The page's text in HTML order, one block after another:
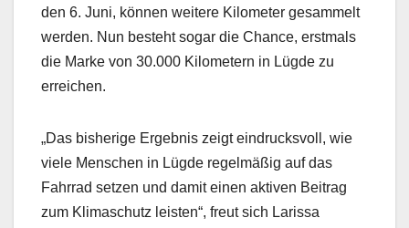
den 6. Juni, können weitere Kilometer gesammelt
werden. Nun besteht sogar die Chance, erstmals
die Marke von 30.000 Kilometern in Lügde zu
erreichen.
„Das bisherige Ergebnis zeigt eindrucksvoll, wie
viele Menschen in Lügde regelmäßig auf das
Fahrrad setzen und damit einen aktiven Beitrag
zum Klimaschutz leisten“, freut sich Larissa